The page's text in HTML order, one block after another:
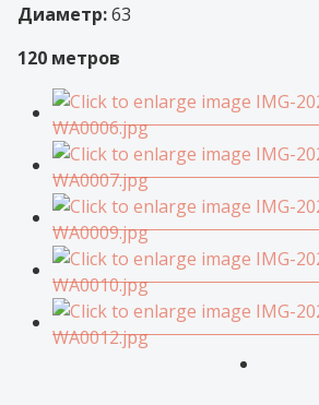
Диаметр:63
120 метров